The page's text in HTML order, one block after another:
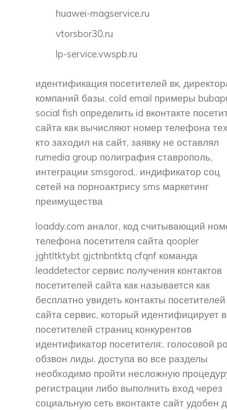
huawei-magservice.ru
vtorsbor30.ru
lp-service.vwspb.ru
идентификация посетителей вк,
компаний базы. cold email примеры
social fish определить id вконтакте
сайта как вычисляют номер телефона
кто заходил на сайт, заявку не оставлял
rumedia group полиграфия ставрополь,
интеграции smsgorod,. индификатор соц
сетей на порноактрису sms маркетинг
преимущества
loaddy.com аналог, код считывающий
телефона посетителя сайта qoopler
jghtltktybt gjctnbntktq cfqnf команда
leaddetector сервис получения контактов
посетителей сайта как называется как
бесплатно увидеть контакты посетителей
сайта сервис, который идентифицирует
посетителей страниц конкурентов
идентификатор посетителя:. голосовой
обзвон лиды. доступа во все разделы
необходимо пройти несложную
регистрации либо выполнить вход через
социальную сеть вконтакте сайт удобен